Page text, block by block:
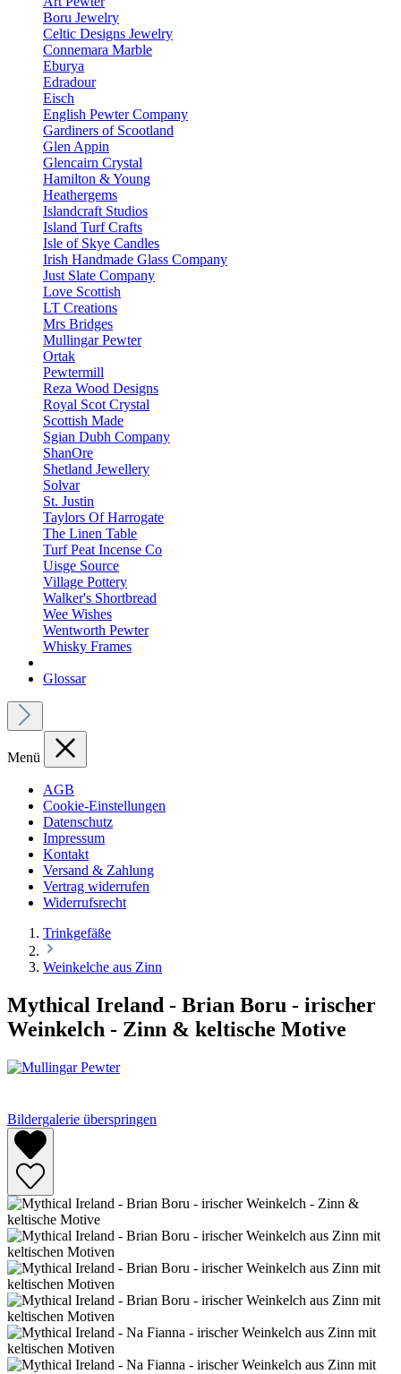
Boru Jewelry
Celtic Designs Jewelry
Connemara Marble
Eburya
Edradour
Eisch
English Pewter Company
Gardiners of Scootland
Glen Appin
Glencairn Crystal
Hamilton & Young
Heathergems
Islandcraft Studios
Island Turf Crafts
Isle of Skye Candles
Irish Handmade Glass Company
Just Slate Company
Love Scottish
LT Creations
Mrs Bridges
Mullingar Pewter
Ortak
Pewtermill
Reza Wood Designs
Royal Scot Crystal
Scottish Made
Sgian Dubh Company
ShanOre
Shetland Jewellery
Solvar
St. Justin
Taylors Of Harrogate
The Linen Table
Turf Peat Incense Co
Uisge Source
Village Pottery
Walker's Shortbread
Wee Wishes
Wentworth Pewter
Whisky Frames
Glossar
Menü
AGB
Cookie-Einstellungen
Datenschutz
Impressum
Kontakt
Versand & Zahlung
Vertrag widerrufen
Widerrufsrecht
Trinkgefäße
Weinkelche aus Zinn
Mythical Ireland - Brian Boru - irischer
Weinkelch - Zinn & keltische Motive
Bildergalerie überspringen